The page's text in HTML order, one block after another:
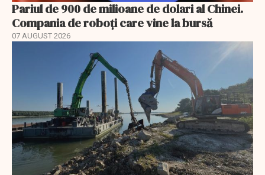
Pariul de 900 de milioane de dolari al Chinei.
Compania de roboți care vine la bursă
07 AUGUST 2026